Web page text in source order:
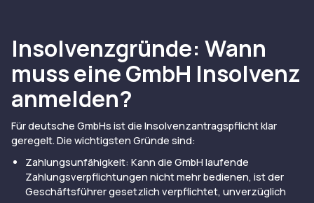
Insolvenzgründe: Wann
muss eine GmbH Insolvenz
anmelden?
Für deutsche GmbHs ist die Insolvenzantragspflicht klar
geregelt. Die wichtigsten Gründe sind:
Zahlungsunfähigkeit: Kann die GmbH laufende
Zahlungsverpflichtungen nicht mehr bedienen, ist der
Geschäftsführer gesetzlich verpflichtet, unverzüglich